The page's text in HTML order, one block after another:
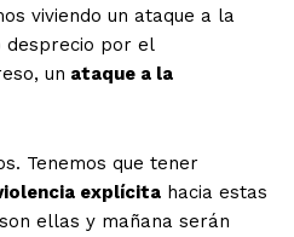
viviendo un ataque a la
desprecio por el
un ataque a la
Tenemos que tener
explícita hacia estas
ellas y mañana serán